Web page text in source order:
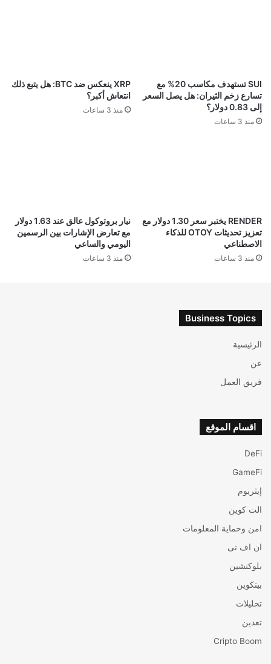
SUI تستهدف مكاسب 20% مع
تسارع زخم الثيران: هل يصل السعر
إلى 0.83 دولار؟
منذ 3 ساعات
XRP ينعكس ضد BTC: هل يتبع ذلك
انتعاش أكبر؟
منذ 3 ساعات
RENDER يختبر سعر 1.30 دولار مع
تعزيز تحديثات OTOY للذكاء
الاصطناعي
منذ 3 ساعات
نيار بروتوكول عالق عند 1.63 دولار
مع تعارض الإشارات بين الرسمين
اليومي والساعي
منذ 3 ساعات
Business Topics
الرئيسية
عن
فريق العمل
اقسام الموقع
DeFi
GameFi
إيثريوم
الت كوين
امن وحماية المعلومات
ان اف تی
بلوكتشين
بيتكوين
تحليلات
تعدين
Cripto Boom